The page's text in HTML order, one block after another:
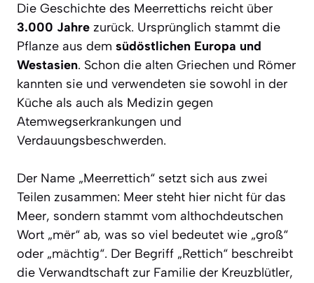
Die Geschichte des Meerrettichs reicht über
3.000 Jahre zurück. Ursprünglich stammt die
Pflanze aus dem südöstlichen Europa und
Westasien. Schon die alten Griechen und Römer
kannten sie und verwendeten sie sowohl in der
Küche als auch als Medizin gegen
Atemwegserkrankungen und
Verdauungsbeschwerden.
Der Name „Meerrettich“ setzt sich aus zwei
Teilen zusammen: Meer steht hier nicht für das
Meer, sondern stammt vom althochdeutschen
Wort „mër“ ab, was so viel bedeutet wie „groß“
oder „mächtig“. Der Begriff „Rettich“ beschreibt
die Verwandtschaft zur Familie der Kreuzblütler,